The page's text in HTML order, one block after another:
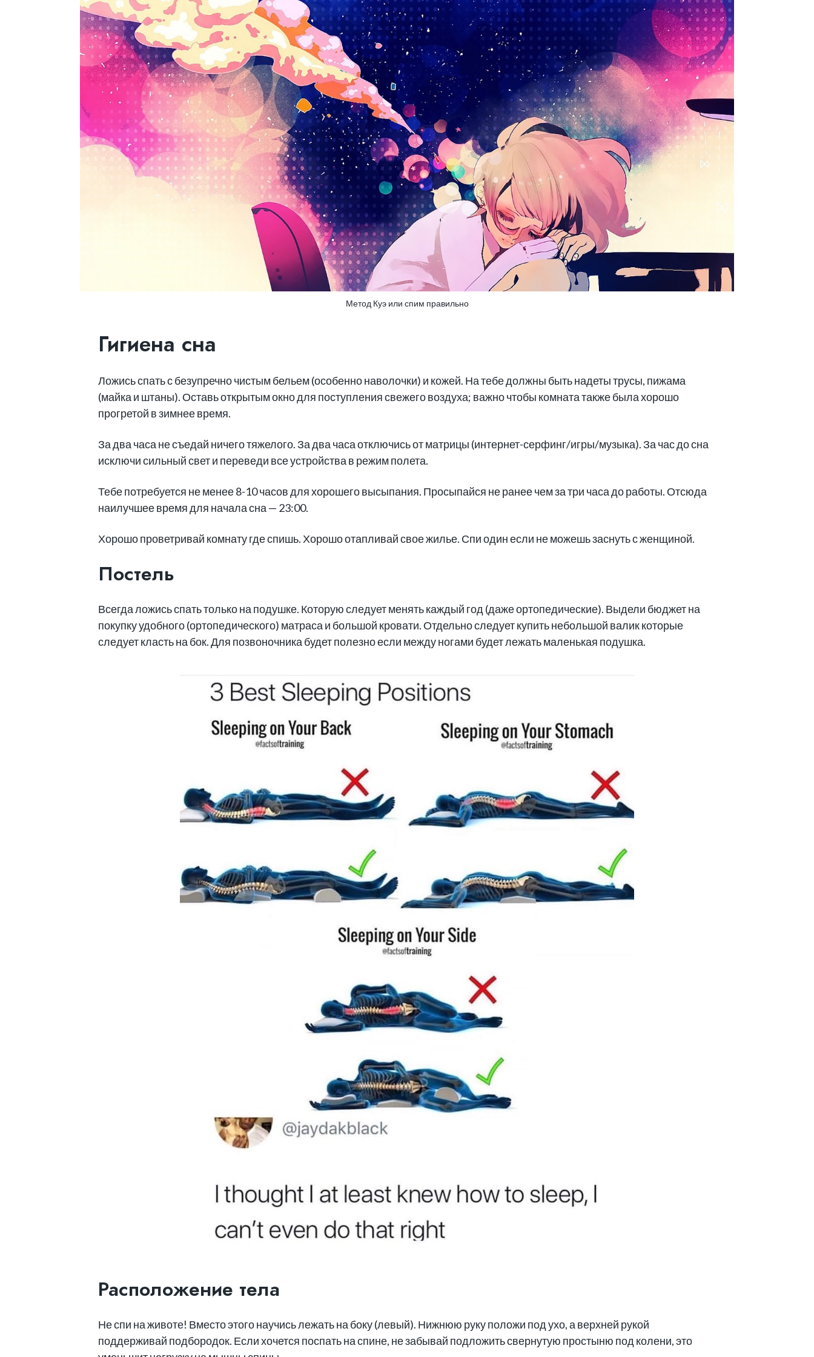
Метод Куэ или спим правильно
Гигиена сна
Ложись спать с безупречно чистым бельем (особенно наволочки) и кожей. На тебе должны быть надеты трусы, пижама
(майка и штаны). Оставь открытым окно для поступления свежего воздуха; важно чтобы комната также была хорошо
прогретой в зимнее время.
За два часа не съедай ничего тяжелого. За два часа отключись от матрицы (интернет-серфинг/игры/музыка). За час до сна
исключи сильный свет и переведи все устройства в режим полета.
Тебе потребуется не менее 8-10 часов для хорошего высыпания. Просыпайся не ранее чем за три часа до работы. Отсюда
наилучшее время для начала сна — 23:00.
Хорошо проветривай комнату где спишь. Хорошо отапливай свое жилье. Спи одинесли не можешь заснуть с женщиной.
Постель
Всегда ложись спать только на подушке. Которую следует менять каждый год (даже ортопедические). Выдели бюджет на
покупку удобного (ортопедического) матраса и большой кровати. Отдельно следует купить небольшой валик которые
следует класть на бок. Для позвоночника будет полезно если между ногами будет лежать маленькая подушка.
Расположение тела
Не спи на животе! Вместо этого научись лежать на боку (левый). Нижнюю руку положи под ухо, а верхней рукой
поддерживай подбородок. Если хочется поспать на спине, не забывай подложить свернутую простыню под колени, это